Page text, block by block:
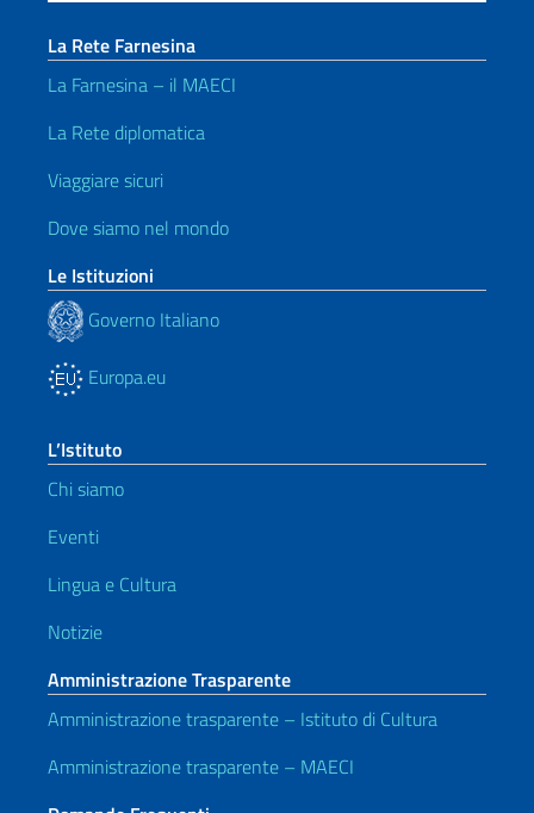
La Rete Farnesina
La Farnesina – il MAECI
La Rete diplomatica
Viaggiare sicuri
Dove siamo nel mondo
Le Istituzioni
Governo Italiano
Europa.eu
L’Istituto
Chi siamo
Eventi
Lingua e Cultura
Notizie
Amministrazione Trasparente
Amministrazione trasparente – Istituto di Cultura
Amministrazione trasparente – MAECI